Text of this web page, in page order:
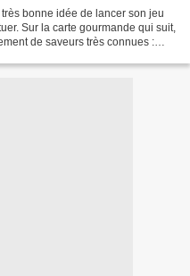
bonne idée de lancer son jeu
Sur la carte gourmande qui suit,
de saveurs très connues :